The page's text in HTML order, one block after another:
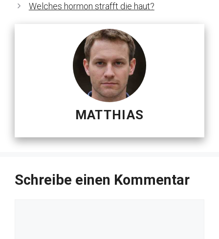
Welches hormon strafft die haut?
MATTHIAS
Schreibe einen Kommentar